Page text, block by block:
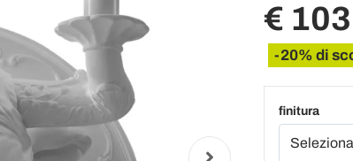
€
-20% di
finitura